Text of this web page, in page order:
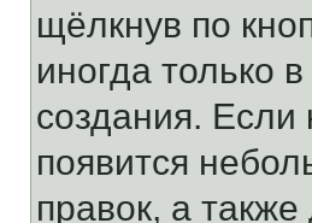
щёлкнув по
иногда только
создания. Если
появится
правок, а